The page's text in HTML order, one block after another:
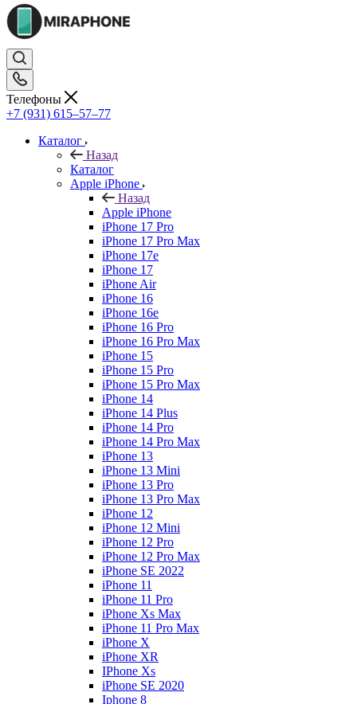
Телефоны
+7 (931) 615‒57‒77
Каталог
Назад
Каталог
Apple iPhone
Назад
Apple iPhone
iPhone 17 Pro
iPhone 17 Pro Max
iPhone 17e
iPhone 17
iPhone Air
iPhone 16
iPhone 16e
iPhone 16 Pro
iPhone 16 Pro Max
iPhone 15
iPhone 15 Pro
iPhone 15 Pro Max
iPhone 14
iPhone 14 Plus
iPhone 14 Pro
iPhone 14 Pro Max
iPhone 13
iPhone 13 Mini
iPhone 13 Pro
iPhone 13 Pro Max
iPhone 12
iPhone 12 Mini
iPhone 12 Pro
iPhone 12 Pro Max
iPhone SE 2022
iPhone 11
iPhone 11 Pro
iPhone Xs Max
iPhone 11 Pro Max
iPhone X
iPhone XR
IPhone Xs
iPhone SE 2020
Iphone 8